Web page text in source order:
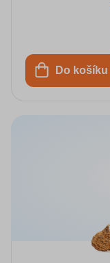
Do košíku